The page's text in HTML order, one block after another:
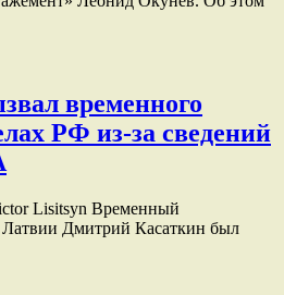
временного
РФ из-за сведений
Lisitsyn Временный
Дмитрий Касаткин был